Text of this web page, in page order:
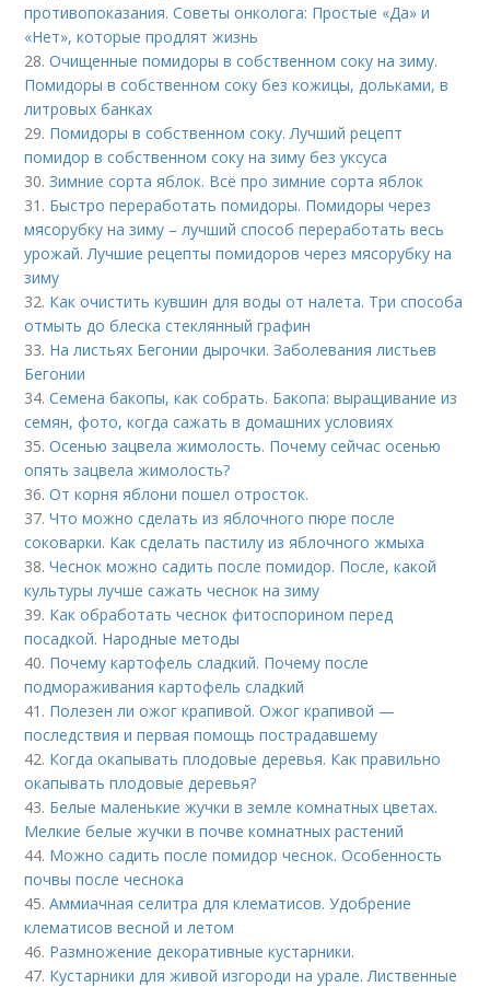
противопоказания. Советы онколога: Простые «Да» и
«Нет», которые продлят жизнь
28.Очищенные помидоры в собственном соку на зиму.
Помидоры в собственном соку без кожицы, дольками, в
литровых банках
29. Помидоры в собственном соку. Лучший рецепт
помидор в собственном соку на зиму без уксуса
30.Зимние сорта яблок. Всё про зимние сорта яблок
31. Быстро переработать помидоры. Помидоры через
мясорубку на зиму – лучший способ переработать весь
урожай. Лучшие рецепты помидоров через мясорубку на
зиму
32. Как очистить кувшин для воды от налета. Три способа
отмыть до блеска стеклянный графин
33. На листьях Бегонии дырочки. Заболевания листьев
Бегонии
34.Семена бакопы, как собрать. Бакопа: выращивание из
семян, фото, когда сажать в домашних условиях
35.Осенью зацвела жимолость. Почему сейчас осенью
опять зацвела жимолость?
36.От корня яблони пошел отросток.
37.Что можно сделать из яблочного пюре после
соковарки. Как сделать пастилу из яблочного жмыха
38.Чеснок можно садить после помидор. После, какой
культуры лучше сажать чеснок на зиму
39. Как обработать чеснок фитоспорином перед
посадкой. Народные методы
40. Почему картофель сладкий. Почему после
подмораживания картофель сладкий
41. Полезен ли ожог крапивой. Ожог крапивой —
последствия и первая помощь пострадавшему
42. Когда окапывать плодовые деревья. Как правильно
окапывать плодовые деревья?
43. Белые маленькие жучки в земле комнатных цветах.
Мелкие белые жучки в почве комнатных растений
44. Можно садить после помидор чеснок. Особенность
почвы после чеснока
45.Аммиачная селитра для клематисов. Удобрение
клематисов весной и летом
46. Размножение декоративные кустарники.
47. Кустарники для живой изгороди на урале. Лиственные